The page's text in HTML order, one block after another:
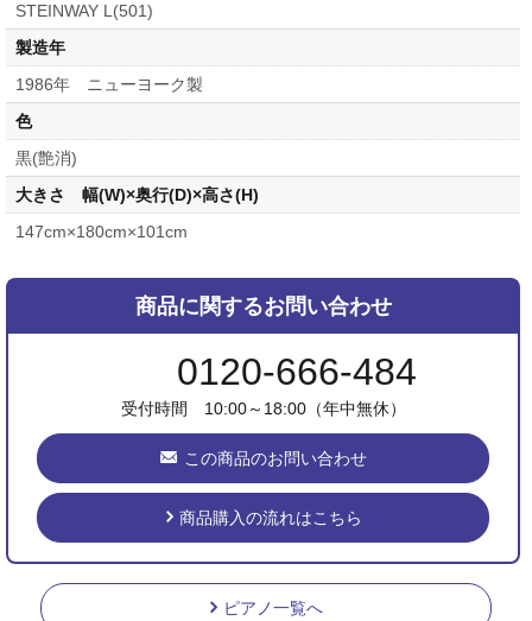
STEINWAY L(501)
製造年
1986年 ニューヨーク製
色
黒(艶消)
大きさ 幅(W)×奥行(D)×高さ(H)
147cm×180cm×101cm
商品に関するお問い合わせ
0120-666-484
受付時間 10:00～18:00（年中無休）
この商品のお問い合わせ
商品購入の流れはこちら
ピアノ一覧へ